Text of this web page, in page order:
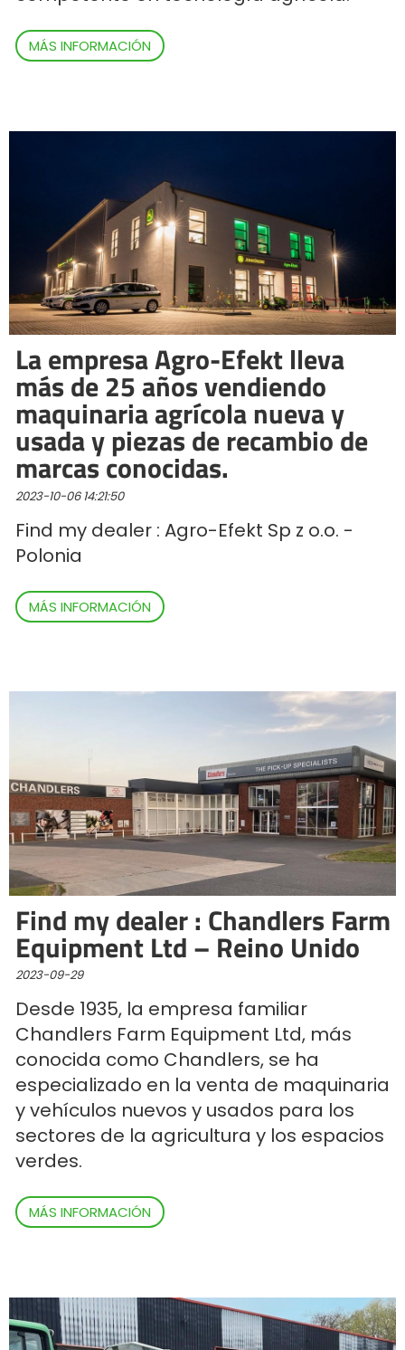
CONTACTO
MyJOSKIN
Български
Eesti keel
Slovenija
Lietuvių kalba
Česká republika
Srpski
Yкраїнська мова
日本語
中文
Português
Türk
العربية
MÁS INFORMACIÓN
La empresa Agro-Efekt lleva
más de 25 años vendiendo
maquinaria agrícola nueva y
usada y piezas de recambio de
marcas conocidas.
2023-10-06 14:21:50
Find my dealer : Agro-Efekt Sp z o.o. -
Polonia
MÁS INFORMACIÓN
Find my dealer : Chandlers Farm
Equipment Ltd – Reino Unido
2023-09-29
Desde 1935, la empresa familiar
Chandlers Farm Equipment Ltd, más
conocida como Chandlers, se ha
especializado en la venta de maquinaria
y vehículos nuevos y usados para los
sectores de la agricultura y los espacios
verdes.
MÁS INFORMACIÓN